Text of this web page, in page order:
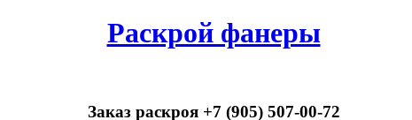
Раскрой фанеры
Заказ раскроя +7 (905) 507-00-72